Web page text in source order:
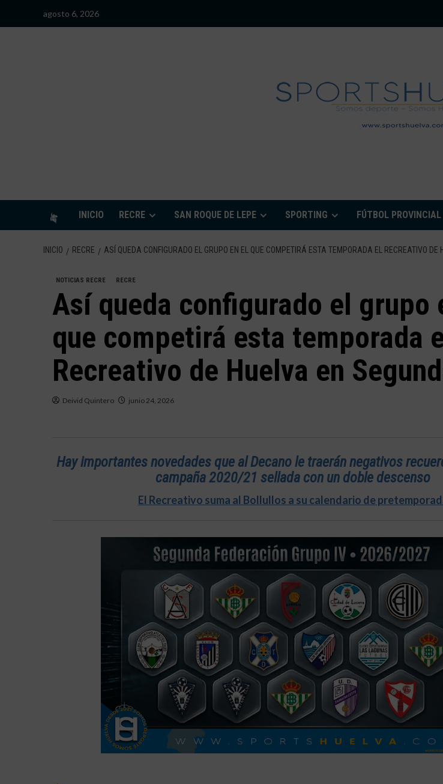
agosto 6, 2026
INICIO RECRE SAN ROQUE DE LEPE SPORTING FÚTBOL PROVINCIAL
INICIO RECRE ASÍ QUEDA CONFIGURADO EL GRUPO EN EL QUE COMPETIRÁ ESTA TEMPORADA EL RECREATIVO DE
NOTICIAS RECRE RECRE
Así queda configurado el grupo
que competirá esta temporada
Recreativo de Huelva en
Deivid Quintero junio 24, 2026
Hay importantes novedades que al Decano le traerán negativos
campaña 2020/21 sellada con un doble descenso
El Recreativo suma al Bollullos a su calendario de